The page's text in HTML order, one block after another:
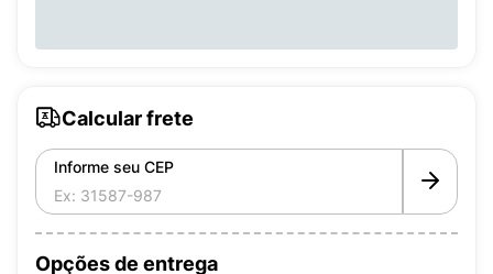
Calcular frete
Informe seu CEP
Opções de entrega